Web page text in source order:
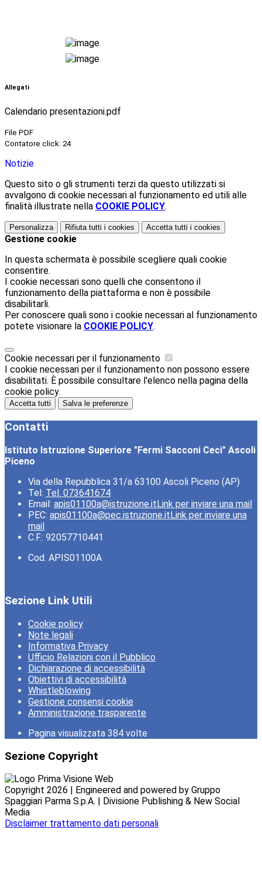
Allegati
Calendario presentazioni.pdf
File PDF
Contatore click: 24
Notizie
Questo sito o gli strumenti terzi da questo utilizzati si
avvalgono di cookie necessari al funzionamento ed utili alle
finalità illustrate nella COOKIE POLICY.
Personalizza Rifiuta tutti i cookies Accetta tutti i cookies
Gestione cookie
In questa schermata è possibile scegliere quali cookie
consentire.
I cookie necessari sono quelli che consentono il
funzionamento della piattaforma e non è possibile
disabilitarli.
Per conoscere quali sono i cookie necessari al funzionamento
potete visionare la COOKIE POLICY.
Cookie necessari per il funzionamento
I cookie necessari per il funzionamento non possono essere
disabilitati. È possibile consultare l'elenco nella pagina della
cookie policy.
Accetta tutti Salva le preferenze
Contatti
Istituto Istruzione Superiore "Fermi Sacconi Ceci" Ascoli
Piceno
Via della Repubblica 31/a 63100 Ascoli Piceno (AP)
Tel: Tel. 073641674
Email: apis01100a@istruzione.itLink per inviare una mail
PEC: apis01100a@pec.istruzione.itLink per inviare una
mail
C.F.: 92057710441
Cod. APIS01100A
Sezione Link Utili
Cookie policy
Note legali
Informativa Privacy
Ufficio Relazioni con il Pubblico
Dichiarazione di accessibilità
Obiettivi di accessibilità
Whistleblowing
Gestione consensi cookie
Amministrazione trasparente
Pagina visualizzata 384 volte
Sezione Copyright
Copyright 2026 | Engineered and powered by Gruppo
Spaggiari Parma S.p.A. | Divisione Publishing & New Social
Media
Disclaimer trattamento dati personali